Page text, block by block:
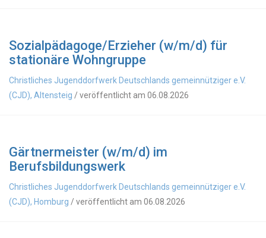
Sozialpädagoge/Erzieher (w/m/d) für
stationäre Wohngruppe
Christliches Jugenddorfwerk Deutschlands gemeinnütziger e.V.
(CJD), Altensteig / veröffentlicht am 06.08.2026
Gärtnermeister (w/m/d) im
Berufsbildungswerk
Christliches Jugenddorfwerk Deutschlands gemeinnütziger e.V.
(CJD), Homburg / veröffentlicht am 06.08.2026